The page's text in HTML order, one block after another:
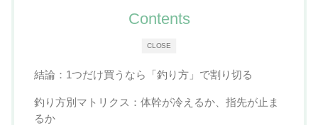
CLOSE
Contents
結論：1つだけ買うなら「釣り方」で割り切る
釣り方別マトリクス：体幹が冷えるか、指先が止ま
るか